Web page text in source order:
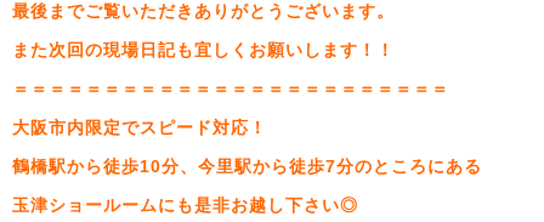
最後までご覧いただきありがとうございます。
また次回の現場日記も宜しくお願いします！！
＝＝＝＝＝＝＝＝＝＝＝＝＝＝＝＝＝＝＝＝＝＝＝＝
大阪市内限定でスピード対応！
鶴橋駅から徒歩10分、今里駅から徒歩7分のところにある
玉津ショールームにも是非お越し下さい◎